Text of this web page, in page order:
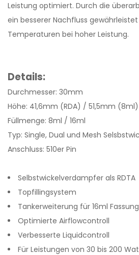
Leistung optimiert. Durch die
ein besserer Nachfluss
Temperaturen bei hoher Leistung.
Details:
Durchmesser: 30mm
Höhe: 41,6mm (RDA) / 51,5mm
Füllmenge: 8ml / 16ml
Typ: Single, Dual und Mesh
Anschluss: 510er Pin
Selbstwickelverdampfer als RDTA
Topfillingsystem
Tankerweiterung für 16ml
Optimierte Airflowcontroll
Verbesserte Liquidcontroll
Für Leistungen von 30 bis 200